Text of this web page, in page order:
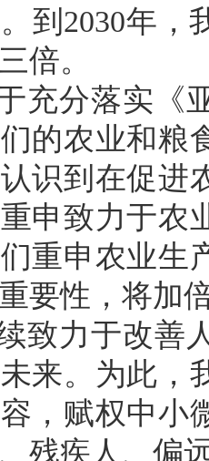
到2030年，
倍。
充分落实《
的农业和粮
识到在促进
申致力于农
重申农业生
要性，将加
致力于改善
来。为此，
，赋权中小
残疾人、偏